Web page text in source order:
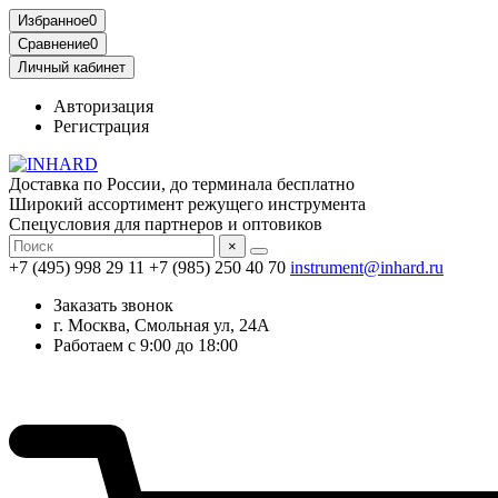
Избранное0
Сравнение0
Личный кабинет
Авторизация
Регистрация
Доставка по России, до терминала бесплатно
Широкий ассортимент режущего инструмента
Спецусловия для партнеров и оптовиков
×
+7 (495) 998 29 11 +7 (985) 250 40 70 instrument@inhard.ru
Заказать звонок
г. Москва, Смольная ул, 24А
Работаем с 9:00 до 18:00